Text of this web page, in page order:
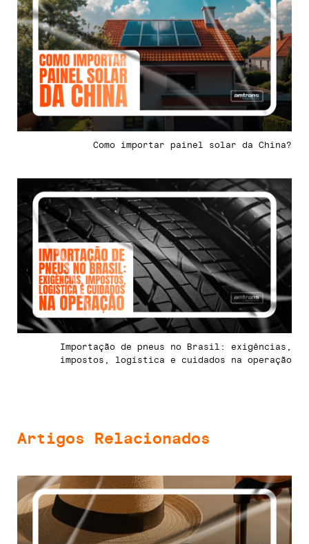
Como importar painel solar da China?
Importação de pneus no Brasil: exigências,
impostos, logística e cuidados na operação
Artigos Relacionados